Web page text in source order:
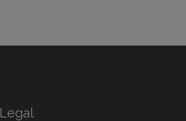
Legal